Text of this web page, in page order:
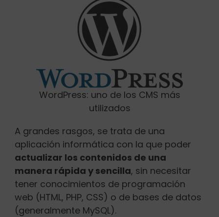
WordPress: uno de los CMS más
utilizados
A grandes rasgos, se trata de una
aplicación informática con la que poder
actualizar los contenidos de una
manera rápida y sencilla, sin necesitar
tener conocimientos de programación
web (HTML, PHP, CSS) o de bases de datos
(generalmente MySQL).